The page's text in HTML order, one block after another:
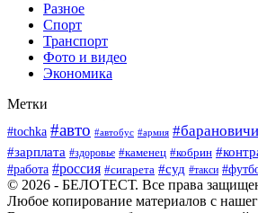
Разное
Спорт
Транспорт
Фото и видео
Экономика
Метки
#tochka #авто #автобус #армия #барановичи
#зарплата #здоровье #каменец #кобрин
#работа #россия #сигарета #суд #такси
© 2026 - БЕЛОТЕСТ. Все права
Любое копирование материалов с